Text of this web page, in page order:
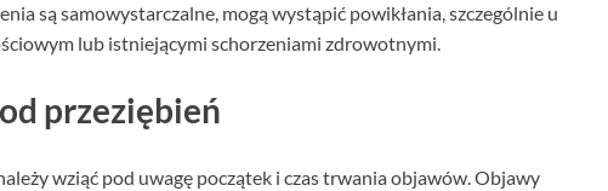
są samowystarczalne, mogą wystąpić powikłania, szczególnie u
lub istniejącymi schorzeniami zdrowotnymi.
przeziębień
wziąć pod uwagę początek i czas trwania objawów. Objawy